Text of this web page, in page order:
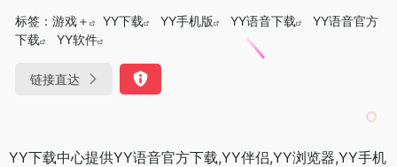
标签： 游戏＋ YY下载 YY手机版 YY语音下载
YY语音官方
下载
YY软件
链接直达
YY下载中心提供YY语音官方下载,YY伴侣,YY浏览器,YY手机